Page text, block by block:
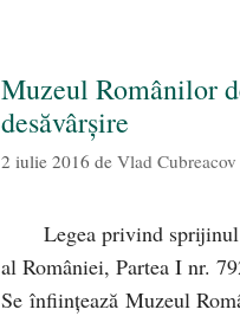
Muzeul Românilor
desăvârșire
2 iulie 2016 de Vlad Cubreacov
Legea privind
al României, Partea I nr.
Se înființează Muzeul